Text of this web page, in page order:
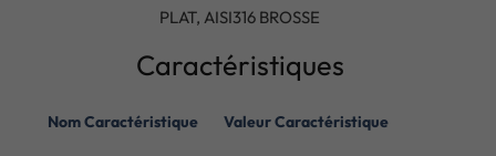
PLAT, AISI316 BROSSE
Caractéristiques
Nom Caractéristique Valeur Caractéristique